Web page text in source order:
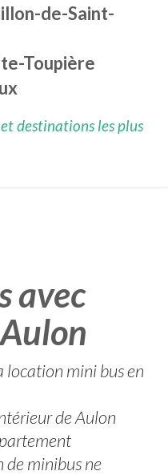
de-Saint-
Toupière
destinations les plus
avec
location mini bus en
de Aulon
minibus ne